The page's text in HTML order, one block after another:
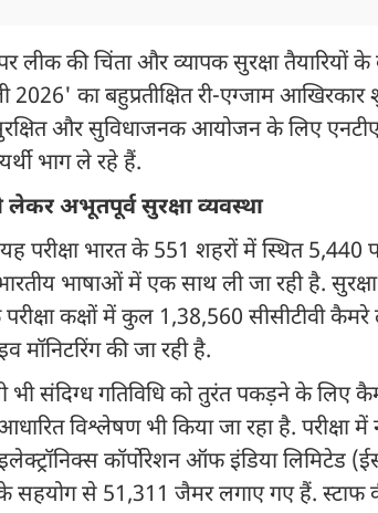
लीक की चिंता और व्यापक सुरक्षा तैयारियों के
का बहुप्रतीक्षित री-एग्जाम
सुरक्षित और सुविधाजनक आयोजन के लिए
भाग ले रहे हैं.
लेकर अभूतपूर्व सुरक्षा व्यवस्था
परीक्षा भारत के 551 शहरों में स्थित 5,440
भाषाओं में एक साथ ली जा रही है.
कक्षों में कुल 1,38,560 सीसीटीवी कैमरे
मॉनिटरिंग की जा रही है.
संदिग्ध गतिविधि को तुरंत पकड़ने के लिए
विश्लेषण भी किया जा रहा है.
कॉर्पोरेशन ऑफ इंडिया लिमिटेड
सहयोग से 51,311 जैमर लगाए गए हैं. स्टाफ